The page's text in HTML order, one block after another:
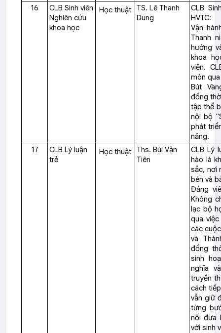
16
CLB Sinh viên
Nghiên cứu
khoa học
Học thuật
TS. Lê Thanh
Dung
CLB
HVTC:
Vận
Thanh
hướng
khoa
viện.
môn
Bút
đồng
tập thể
nội bộ
phát
năng.
17
CLB Lý luận
trẻ
Học thuật
Ths. Bùi Văn
Tiên
CLB Lý
hào là
sắc, nơi
bén và
Đảng
Không
lạc bộ
qua
các
và
đồng
sinh
nghĩa
truyền
cách
vẫn giữ
từng
nối đưa
với sinh